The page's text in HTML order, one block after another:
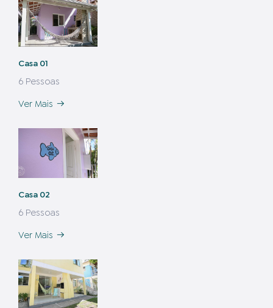
Casa 01
6 Pessoas
Ver Mais
Casa 02
6 Pessoas
Ver Mais